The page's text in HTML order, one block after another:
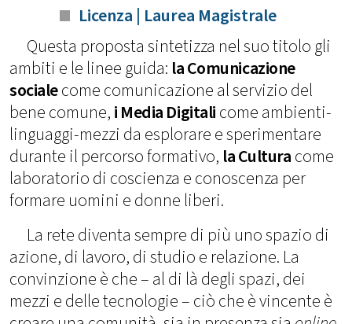
Licenza | Laurea Magistrale
Questa proposta sintetizza nel suo titolo gli
ambiti e le linee guida: la Comunicazione
socialecome comunicazione al servizio del
bene comune,i Media Digitalicome ambienti-
linguaggi-mezzi da esplorare e sperimentare
durante il percorso formativo, la Culturacome
laboratorio di coscienza e conoscenza per
formare uomini e donne liberi.
La rete diventa sempre di più uno spazio di
azione, di lavoro, di studio e relazione. La
convinzione è che – al di là degli spazi, dei
mezzi e delle tecnologie – ciò che è vincente è